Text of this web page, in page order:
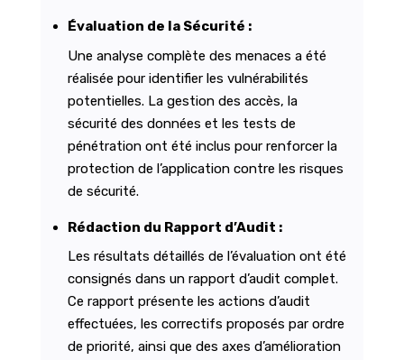
Évaluation de la Sécurité :
Une analyse complète des menaces a été
réalisée pour identifier les vulnérabilités
potentielles. La gestion des accès, la
sécurité des données et les tests de
pénétration ont été inclus pour renforcer la
protection de l’application contre les risques
de sécurité.
Rédaction du Rapport d’Audit :
Les résultats détaillés de l’évaluation ont été
consignés dans un rapport d’audit complet.
Ce rapport présente les actions d’audit
effectuées, les correctifs proposés par ordre
de priorité, ainsi que des axes d’amélioration